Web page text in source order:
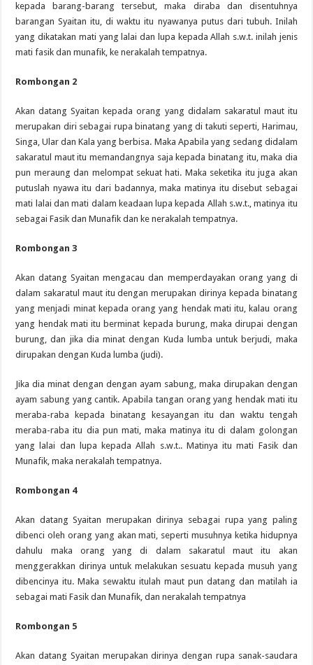
kepada barang-barang tersebut, maka diraba dan disentuhnya
barangan Syaitan itu, di waktu itu nyawanya putus dari tubuh. Inilah
yang dikatakan mati yang lalai dan lupa kepada Allah s.w.t. inilah jenis
mati fasik dan munafik, ke nerakalah tempatnya.
Rombongan 2
Akan datang Syaitan kepada orang yang didalam sakaratul maut itu
merupakan diri sebagai rupa binatang yang di takuti seperti, Harimau,
Singa, Ular dan Kala yang berbisa. Maka Apabila yang sedang didalam
sakaratul maut itu memandangnya saja kepada binatang itu, maka dia
pun meraung dan melompat sekuat hati. Maka seketika itu juga akan
putuslah nyawa itu dari badannya, maka matinya itu disebut sebagai
mati lalai dan mati dalam keadaan lupa kepada Allah s.w.t., matinya itu
sebagai Fasik dan Munafik dan ke nerakalah tempatnya.
Rombongan 3
Akan datang Syaitan mengacau dan memperdayakan orang yang di
dalam sakaratul maut itu dengan merupakan dirinya kepada binatang
yang menjadi minat kepada orang yang hendak mati itu, kalau orang
yang hendak mati itu berminat kepada burung, maka dirupai dengan
burung, dan jika dia minat dengan Kuda lumba untuk berjudi, maka
dirupakan dengan Kuda lumba (judi).
Jika dia minat dengan dengan ayam sabung, maka dirupakan dengan
ayam sabung yang cantik. Apabila tangan orang yang hendak mati itu
meraba-raba kepada binatang kesayangan itu dan waktu tengah
meraba-raba itu dia pun mati, maka matinya itu di dalam golongan
yang lalai dan lupa kepada Allah s.w.t.. Matinya itu mati Fasik dan
Munafik, maka nerakalah tempatnya.
Rombongan 4
Akan datang Syaitan merupakan dirinya sebagai rupa yang paling
dibenci oleh orang yang akan mati, seperti musuhnya ketika hidupnya
dahulu maka orang yang di dalam sakaratul maut itu akan
menggerakkan dirinya untuk melakukan sesuatu kepada musuh yang
dibencinya itu. Maka sewaktu itulah maut pun datang dan matilah ia
sebagai mati Fasik dan Munafik, dan nerakalah tempatnya
Rombongan 5
Akan datang Syaitan merupakan dirinya dengan rupa sanak-saudara